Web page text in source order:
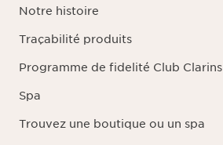
Notre histoire
Traçabilité produits
Programme de fidelité Club Clarins
Spa
Trouvez une boutique ou un spa